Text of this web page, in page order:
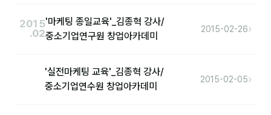
1:1 문의
공지사항
자주 묻는 질문
2015
.02
'마케팅 종일교육'_김종혁 강사/
중소기업연구원 창업아카데미
2015-02-26›
'실전마케팅 교육'_김종혁 강사/
중소기업연수원 창업아카데미
2015-02-05›